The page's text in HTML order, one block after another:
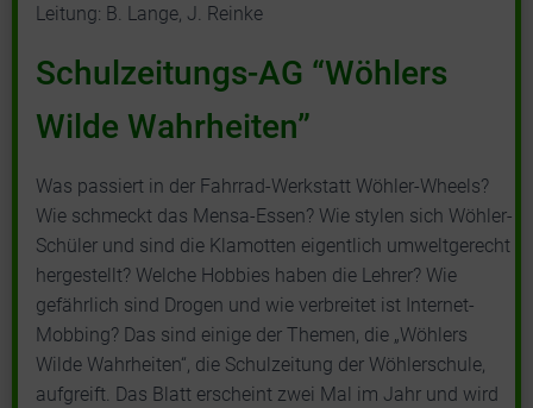
Leitung: B. Lange, J. Reinke
Schulzeitungs-AG “Wöhlers
Wilde Wahrheiten”
Was passiert in der Fahrrad-Werkstatt Wöhler-Wheels?
Wie schmeckt das Mensa-Essen? Wie stylen sich Wöhler-
Schüler und sind die Klamotten eigentlich umweltgerecht
hergestellt? Welche Hobbies haben die Lehrer? Wie
gefährlich sind Drogen und wie verbreitet ist Internet-
Mobbing? Das sind einige der Themen, die „Wöhlers
Wilde Wahrheiten“, die Schulzeitung der Wöhlerschule,
aufgreift. Das Blatt erscheint zwei Mal im Jahr und wird